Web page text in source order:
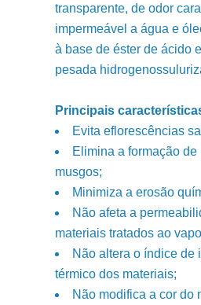
transparente, de odor
impermeável a água e
à base de éster de ácido
pesada
Principais
Evita eflorescências
Elimina a formação de
musgos;
Minimiza a erosão
Não afeta a
materiais tratados ao
Não altera o índice de
térmico dos materiais;
Não modifica a cor do